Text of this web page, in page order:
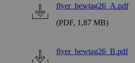
flyer_bewtag26_A.pdf
(PDF, 1,87 MB)
flyer_bewtag26_B.pdf